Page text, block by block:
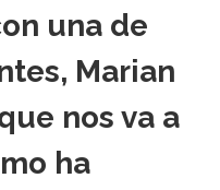
una de
Marian
nos va a
ha